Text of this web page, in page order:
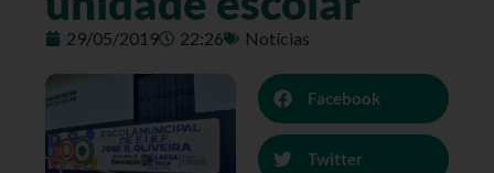
29/05/2019 22:26 Notícias
Facebook
Twitter